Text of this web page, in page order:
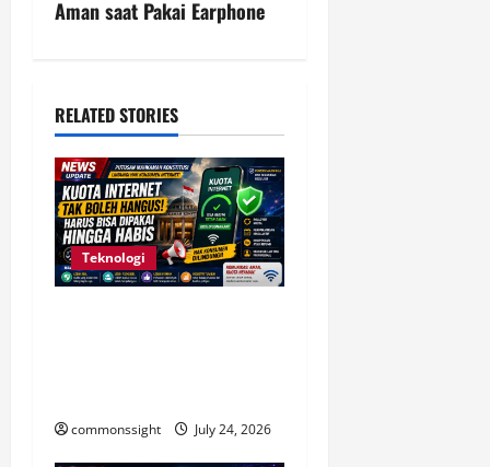
a
i
g
a
t
Aman saat Pakai Earphone
RELATED STORIES
Teknologi
commonssight July 24, 2026